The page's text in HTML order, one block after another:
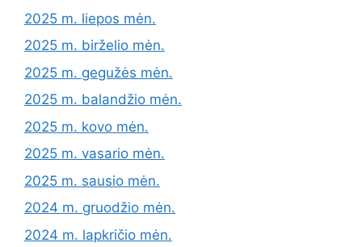
2025 m. liepos mėn.
2025 m. birželio mėn.
2025 m. gegužės mėn.
2025 m. balandžio mėn.
2025 m. kovo mėn.
2025 m. vasario mėn.
2025 m. sausio mėn.
2024 m. gruodžio mėn.
2024 m. lapkričio mėn.